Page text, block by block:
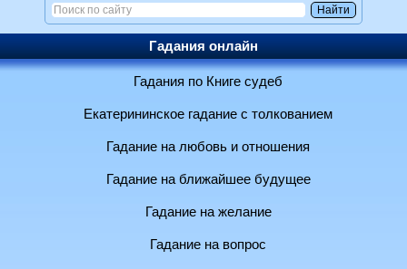
Гадания онлайн
Гадания по Книге судеб
Екатерининское гадание с толкованием
Гадание на любовь и отношения
Гадание на ближайшее будущее
Гадание на желание
Гадание на вопрос